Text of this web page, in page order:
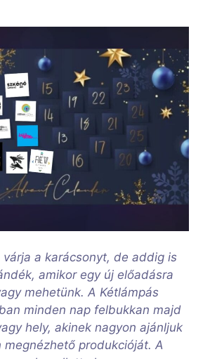
várja a karácsonyt, de addig is
amikor egy új előadásra
mehetünk. A Kétlámpás
minden nap felbukkan majd
hely, akinek nagyon ajánljuk
megnézhető produkcióját. A